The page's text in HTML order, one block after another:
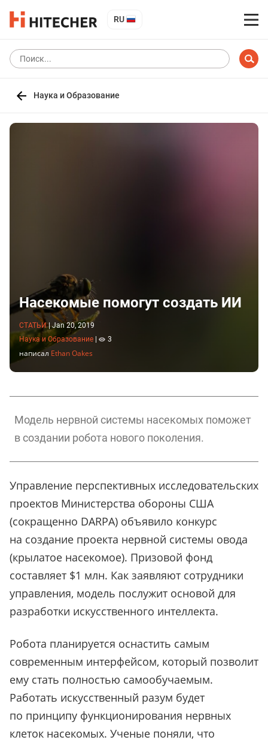
RU
Наука и Образование
Насекомые помогут создать ИИ
СТАТЬИ | Jan 20, 2019
Наука и Образование
3
написал Ethan Oakes
Модель нервной системы насекомых поможет
в создании робота нового поколения.
Управление перспективных исследовательских
проектов Министерства обороны США
(сокращенно DARPA) объявило конкурс
на создание проекта нервной системы овода
(крылатое насекомое). Призовой фонд
составляет $1 млн. Как заявляют сотрудники
управления, модель послужит основой для
разработки искусственного интеллекта.
Робота планируется оснастить самым
современным интерфейсом, который позволит
ему стать полностью самообучаемым.
Работать искусственный разум будет
по принципу функционирования нервных
клеток насекомых. Ученые поняли, что